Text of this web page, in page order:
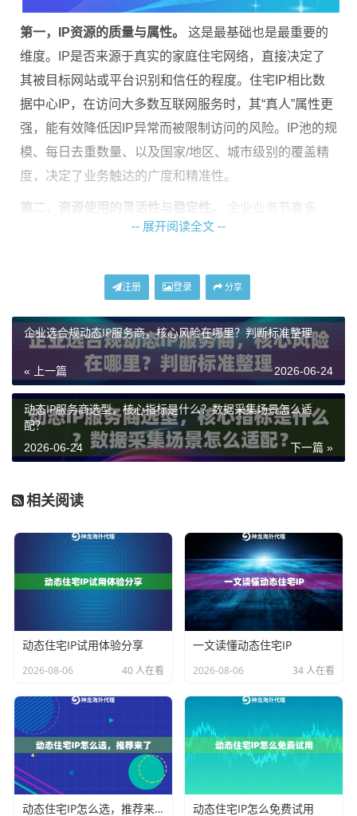
第一，IP资源的质量与属性。
这是最基础也是最重要的
维度。IP是否来源于真实的家庭住宅网络，直接决定了
其被目标网站或平台识别和信任的程度。住宅IP相比数
据中心IP，在访问大多数互联网服务时，其“真人”属性更
强，能有效降低因IP异常而被限制访问的风险。IP池的规
模、每日去重数量、以及国家/地区、城市级别的覆盖精
度，决定了业务触达的广度和精准性。
第二，资源使用的灵活性与稳定性。
企业业务节奏多
变，对IP的在线时长（会话时长）需求各异。有的业务
要单个IP能稳定在线数小时以完成一个完整任务流程。
服务商是否提供灵活的会话时长自定义功能至关重要。
连接成功率、网络带宽、是否限制流量消耗，这些指标
共同构成了业务稳定运行的基石，特别是对于高并发、
长周期、大数据量的业务场景。
第三，管理与成本的可控性。企业级应用讲究投入产出
比。动态IP服务通常有按量付费和套餐模式。对于流量
消耗大、IP使用频繁的业务，不限量、不限IP使用次数的
预算规划和管理。服务是否提供专属IP池、是否支持高
主流产品场景适配深度解析
品设计的初衷与最佳应用领域。
不限量代理IP：为高强度、持续性业务量身定制
这款产品的设计核心是“专属”与“无上限”。它为企业提供
一个独立的不限量动态住宅IP池，不限制IP使用数量和流
量消耗，并配备1Gbps以上的高带宽。这解决了大规模
-- 展开阅读全文 --
注册 登录 分享
企业选合规动态IP服务商，核心风险在哪里？判断标准整理
« 上一篇 2026-06-24
动态IP服务商选型，核心指标是什么？数据采集场景怎么适
配？
下一篇 »
2026-06-24
相关阅读
动态住宅IP试用体验分享
2026-08-06 40 人在看
一文读懂动态住宅IP
2026-08-06 34 人在看
动态住宅IP怎么选，推荐来了 动态住宅IP怎么免费试用